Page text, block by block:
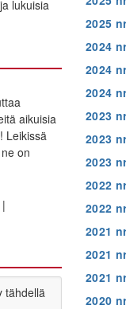
lukuisia
aikuisia
Leikissä
on
tähdellä
2025
2024
2024
2024
2023
2023
2023
2022
2022
2021
2021
2021
2020